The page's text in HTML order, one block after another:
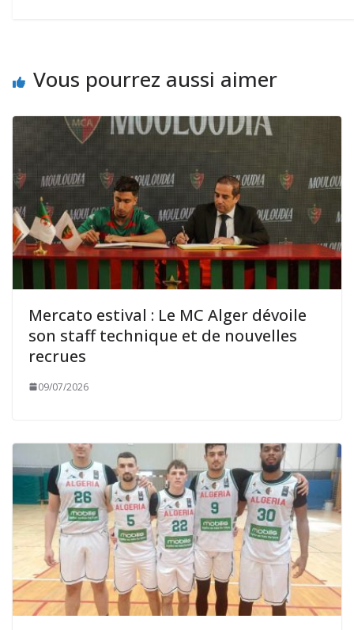
Vous pourrez aussi aimer
Mercato estival : Le MC Alger dévoile
son staff technique et de nouvelles
recrues
09/07/2026